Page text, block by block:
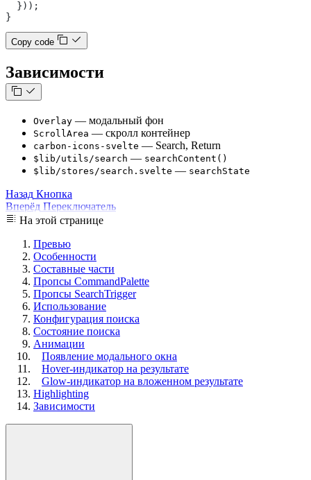
  }));
}
Copy code
Зависимости
Overlay — модальный фон
ScrollArea — скролл контейнер
carbon-icons-svelte — Search, Return
$lib/utils/search — searchContent()
$lib/stores/search.svelte — searchState
Назад Кнопка
Вперёд Переключатель
На этой странице
Превью
Особенности
Составные части
Пропсы CommandPalette
Пропсы SearchTrigger
Использование
Конфигурация поиска
Состояние поиска
Анимации
Появление модального окна
Hover-индикатор на результате
Glow-индикатор на вложенном результате
Highlighting
Зависимости